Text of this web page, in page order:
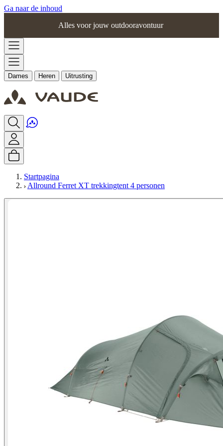
Ga naar de inhoud
Alles voor jouw outdooravontuur
Dames Heren Uitrusting
Startpagina
Allround Ferret XT trekkingtent 4 personen